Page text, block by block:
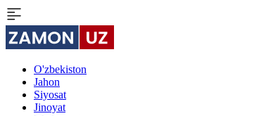
O'zbekiston
Jahon
Siyosat
Jinoyat